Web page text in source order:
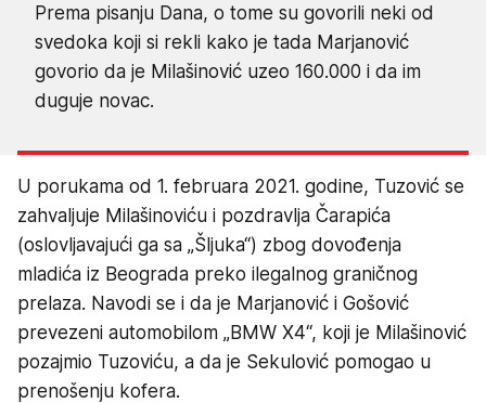
Prema pisanju Dana, o tome su govorili neki od
svedoka koji si rekli kako je tada Marjanović
govorio da je Milašinović uzeo 160.000 i da im
duguje novac.
U porukama od 1. februara 2021. godine, Tuzović se
zahvaljuje Milašinoviću i pozdravlja Čarapića
(oslovljavajući ga sa „Šljuka“) zbog dovođenja
mladića iz Beograda preko ilegalnog graničnog
prelaza. Navodi se i da je Marjanović i Gošović
prevezeni automobilom „BMW X4“, koji je Milašinović
pozajmio Tuzoviću, a da je Sekulović pomogao u
prenošenju kofera.